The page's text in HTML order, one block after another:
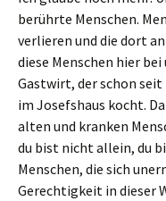
berührte Menschen.
verlieren und die dort
diese Menschen hier
Gastwirt, der schon
im Josefshaus kocht.
alten und kranken
du bist nicht allein, du
Menschen, die sich
Gerechtigkeit in dieser